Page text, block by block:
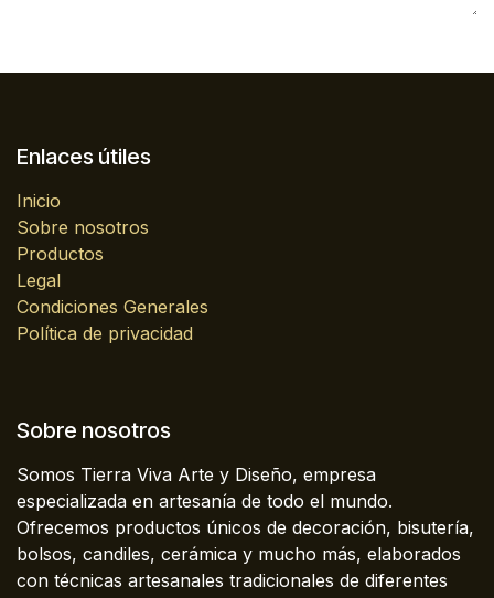
Enlaces útiles
Inicio
Sobre nosotros
Productos
Legal
Condiciones Generales
Política de privacidad
Sobre nosotros
Somos Tierra Viva Arte y Diseño, empresa
especializada en artesanía de todo el mundo.
Ofrecemos productos únicos de decoración, bisutería,
bolsos, candiles, cerámica y mucho más, elaborados
con técnicas artesanales tradicionales de diferentes